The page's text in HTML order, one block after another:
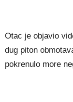
Otac je objavio
dug piton
pokrenulo more